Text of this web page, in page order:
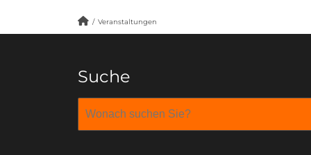
/ Veranstaltungen
Suche